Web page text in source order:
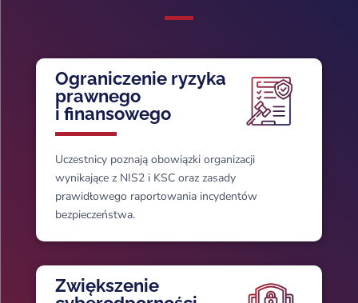
Ograniczenie ryzyka
prawnego
i finansowego
Uczestnicy poznają obowiązki organizacji
wynikające z NIS2 i KSC oraz zasady
prawidłowego raportowania incydentów
bezpieczeństwa.
Zwiększenie